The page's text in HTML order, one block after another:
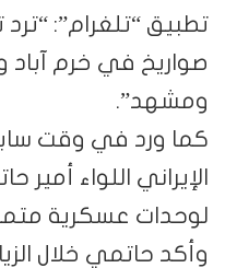
تطبيق “تلغرام”: “ترد
صواريخ في خرم آباد
ومشهد”.
كما ورد في وقت
الإيراني اللواء
لوحدات عسكرية
وأكد حاتمي خلال